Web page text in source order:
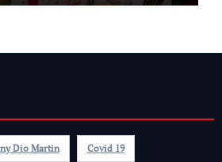
Dio Martin Covid 19